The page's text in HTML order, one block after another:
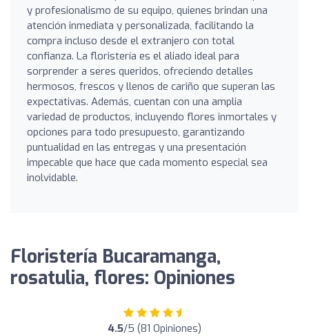
y profesionalismo de su equipo, quienes brindan una
atención inmediata y personalizada, facilitando la
compra incluso desde el extranjero con total
confianza. La floristería es el aliado ideal para
sorprender a seres queridos, ofreciendo detalles
hermosos, frescos y llenos de cariño que superan las
expectativas. Además, cuentan con una amplia
variedad de productos, incluyendo flores inmortales y
opciones para todo presupuesto, garantizando
puntualidad en las entregas y una presentación
impecable que hace que cada momento especial sea
inolvidable.
Floristería Bucaramanga,
rosatulia, flores: Opiniones
4.5/5 (81 Opiniones)